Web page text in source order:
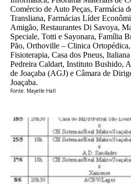
Comércio de Auto Peças, Farmácia
Transliana, Farmácias Líder
Amigão, Restaurantes Di Savoya,
Speciale, Totti e Sayonara, Família
Pão, Orthoville – Clinica
Fisioterapia, Casa dos Pneus,
Pedreira Caldart, Instituto Bushido,
de Joaçaba (AGJ) e Câmara de
Joaçaba.
Fonte: Mayelle Hall